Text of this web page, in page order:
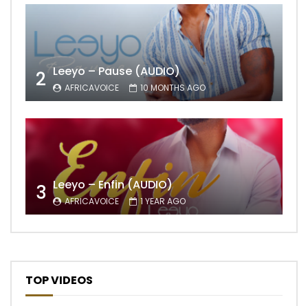
2 Leeyo – Pause (AUDIO)
AFRICAVOICE 10 MONTHS AGO
3 Leeyo – Enfin (AUDIO)
AFRICAVOICE 1 YEAR AGO
TOP VIDEOS